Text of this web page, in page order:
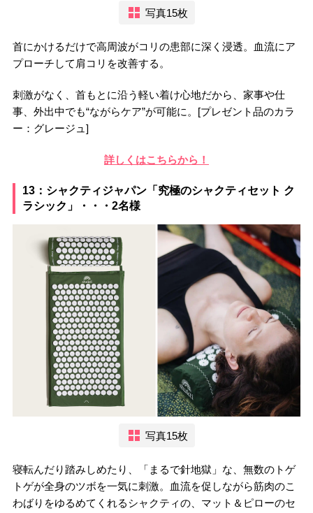
写真15枚
首にかけるだけで高周波がコリの患部に深く浸透。血流にア
プローチして肩コリを改善する。
刺激がなく、首もとに沿う軽い着け心地だから、家事や仕
事、外出中でも“ながらケア”が可能に。[プレゼント品のカラ
ー：グレージュ]
詳しくはこちらから！
13：シャクティジャパン「究極のシャクティセット ク
ラシック」・・・2名様
写真15枚
寝転んだり踏みしめたり、「まるで針地獄」な、無数のトゲ
トゲが全身のツボを一気に刺激。血流を促しながら筋肉のこ
わばりをゆるめてくれるシャクティの、マット＆ピローのセ